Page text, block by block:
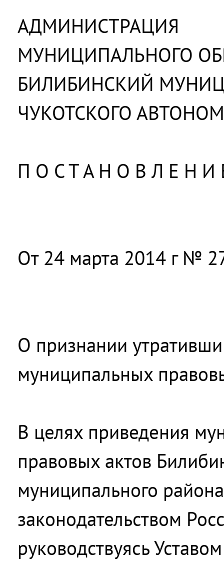
АДМИНИСТРАЦИЯ
МУНИЦИПАЛЬНОГО
БИЛИБИНСКИЙ
ЧУКОТСКОГО
П О С Т А Н О В Л Е Н И
От 24 марта 2014 г №
О признании
муниципальных
В целях приведения
правовых актов
муниципального
законодательством
руководствуясь